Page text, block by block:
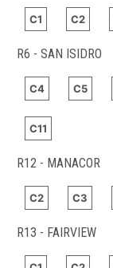
C1 C2
R6 - SAN ISIDRO
C4 C5
C11
R12 - MANACOR
C2 C3
R13 - FAIRVIEW